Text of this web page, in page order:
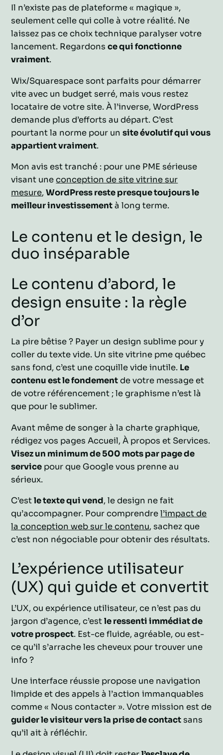
Il n’existe pas de plateforme « magique »,
seulement celle qui colle à votre réalité. Ne
laissez pas ce choix technique paralyser votre
lancement. Regardonsce qui fonctionne
vraiment.
Wix/Squarespace sont parfaits pour démarrer
vite avec un budget serré, mais vous restez
locataire de votre site. À l’inverse, WordPress
demande plus d’efforts au départ. C’est
pourtant la norme pour unsite évolutif qui vous
appartient vraiment.
Mon avis est tranché : pour une PME sérieuse
visant uneconception de site vitrine sur
mesure,WordPress reste presque toujours le
meilleur investissementà long terme.
Le contenu et le design, le
duo inséparable
Le contenu d’abord, le
design ensuite : la règle
d’or
La pire bêtise ? Payer un design sublime pour y
coller du texte vide. Un site vitrine pme québec
sans fond, c’est une coquille vide inutile. Le
contenu est le fondementde votre message et
de votre référencement ; le graphisme n’est là
que pour le sublimer.
Avant même de songer à la charte graphique,
rédigez vos pages Accueil, À propos et Services.
Visez un minimum de 500 mots par page de
service pour que Google vous prenne au
sérieux.
C’estle texte qui vend, le design ne fait
qu’accompagner. Pour comprendrel’impact de
la conception web sur le contenu, sachez que
c’est non négociable pour obtenir des résultats.
L’expérience utilisateur
(UX) qui guide et convertit
L’UX, ou expérience utilisateur, ce n’est pas du
jargon d’agence, c’estle ressenti immédiat de
votre prospect. Est-ce fluide, agréable, ou est-
ce qu’il s’arrache les cheveux pour trouver une
info ?
Une interface réussie propose une navigation
limpide et des appels à l’action immanquables
comme « Nous contacter ». Votre mission est de
guider le visiteur vers la prise de contact sans
qu’il ait à réfléchir.